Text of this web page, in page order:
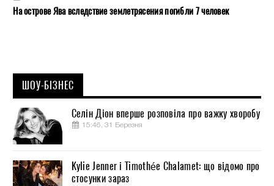
На острове Ява вследствие землетрясения погибли 7 человек
ШОУ-БІЗНЕС
Селін Діон вперше розповіла про важку хворобу
15:46, 31 Березня
Kylie Jenner і Timothée Chalamet: що відомо про
стосунки зараз